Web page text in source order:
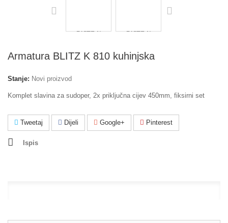
Armatura BLITZ K 810 kuhinjska
Stanje: Novi proizvod
Komplet slavina za sudoper, 2x priključna cijev 450mm, fiksirni set
Tweetaj Dijeli Google+ Pinterest
Ispis